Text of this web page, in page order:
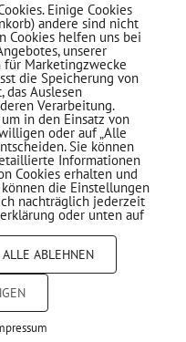
flexibler
Einige Cookies
andere sind nicht
Cookies helfen uns bei
unserer
Marketingzwecke
die Speicherung von
das Auslesen
Verarbeitung.
in den Einsatz von
oder auf „Alle
Sie können
Informationen
Cookies erhalten und
die Einstellungen
nachträglich jederzeit
oder unten auf
ALLE ABLEHNEN